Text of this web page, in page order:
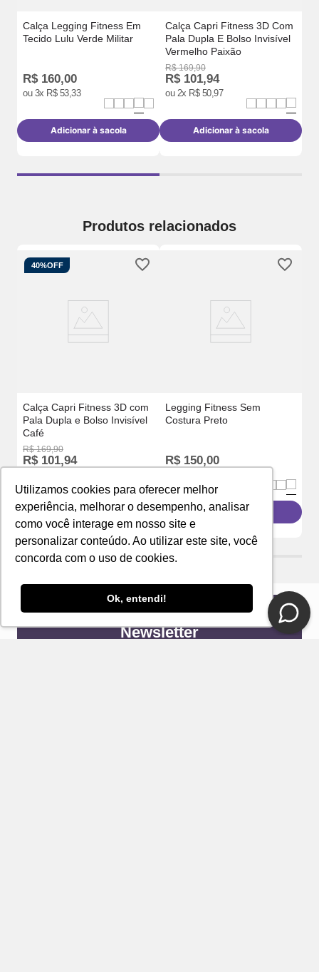
Utilizamos cookies para oferecer melhor
experiência, melhorar o desempenho, analisar
como você interage em nosso site e
personalizar conteúdo. Ao utilizar este site, você
concorda com o uso de cookies.
Ok, entendi!
Calça Legging Fitness Em
Tecido Lulu Verde Militar
R$ 160,00
ou 3x R$ 53,33
Adicionar à sacola
Calça Capri Fitness 3D Com
Pala Dupla E Bolso Invisível
Vermelho Paixão
R$ 169,90
R$ 101,94
ou 2x R$ 50,97
Adicionar à sacola
Produtos relacionados
40%OFF
Calça Capri Fitness 3D com
Pala Dupla e Bolso Invisível
Café
R$ 169,90
R$ 101,94
Adicionar à sacola
Legging Fitness Sem
Costura Preto
R$ 150,00
Adicionar à sacola
Newsletter